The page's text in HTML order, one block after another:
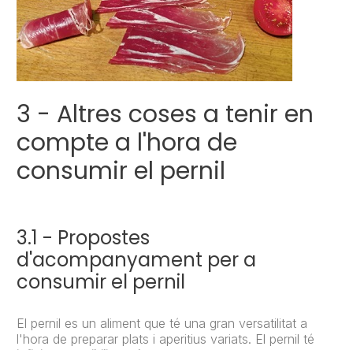
3 - Altres coses a tenir en
compte a l'hora de
consumir el pernil
3.1 - Propostes
d'acompanyament per a
consumir el pernil
El pernil es un aliment que té una gran versatilitat a
l'hora de preparar plats i aperitius variats. El pernil té